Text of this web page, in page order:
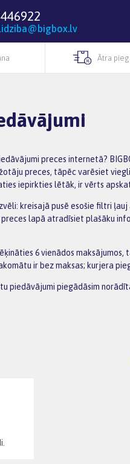
Ātra
preces internetā?
preces, tāpēc varēsiet
iepirkties lētāk, ir vērts
kreisajā pusē esošie filtri
lapā atradīsiet plašāku
6 vienādos
ir bez maksas; kurjera
piedāvājumi piegādāsim